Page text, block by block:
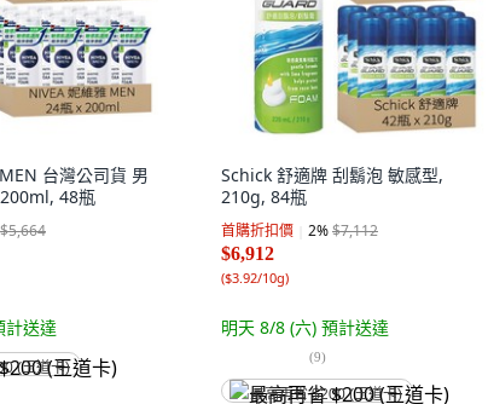
台灣公司貨 男
48瓶
$5,664
計送達
(王道卡)
Schick 舒適牌 刮鬍泡 敏感型,
210g, 84瓶
首購折扣價 2%$7,112
$6,912
($3.92/10g)
明天 8/8 (六) 預計送達
(9)
最高再省 $200 (王道卡)